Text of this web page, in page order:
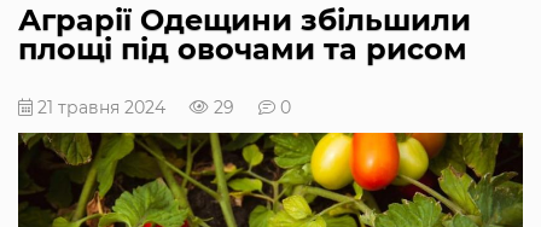
Аграрії Одещини збільшили
площі під овочами та рисом
21 травня 2024 29 0